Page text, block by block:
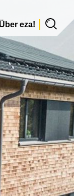
Über eza!